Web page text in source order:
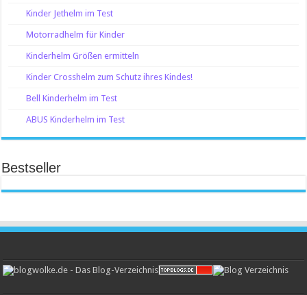
Kinder Jethelm im Test
Motorradhelm für Kinder
Kinderhelm Größen ermitteln
Kinder Crosshelm zum Schutz ihres Kindes!
Bell Kinderhelm im Test
ABUS Kinderhelm im Test
Bestseller